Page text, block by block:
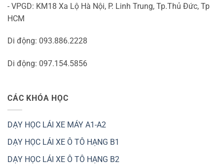
- VPGD: KM18 Xa Lộ Hà Nội, P. Linh Trung, Tp.Thủ Đức, Tp
HCM
Di động: 093.886.2228
Di động: 097.154.5856
CÁC KHÓA HỌC
DẠY HỌC LÁI XE MÁY A1-A2
DẠY HỌC LÁI XE Ô TÔ HẠNG B1
DẠY HỌC LÁI XE Ô TÔ HẠNG B2